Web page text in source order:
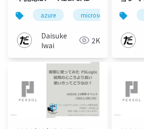
Domain Servicesのお
話～
azure microsoft
Daisuke
Iwai
2K